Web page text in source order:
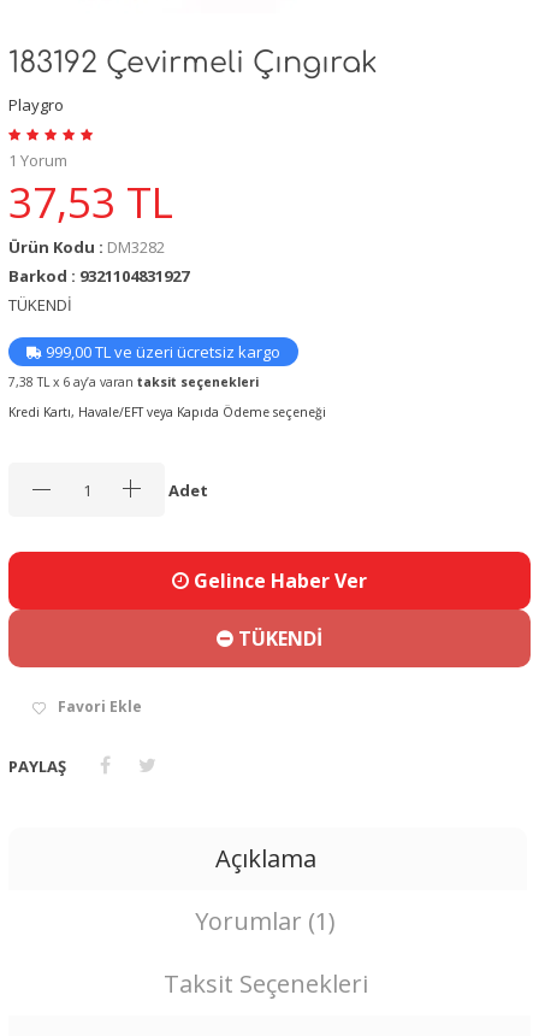
183192 Çevirmeli Çıngırak
Playgro
1 Yorum
37,53 TL
Ürün Kodu : DM3282
Barkod : 9321104831927
TÜKENDİ
999,00 TL ve üzeri ücretsiz kargo
7,38 TL x 6 ay’a varan taksit seçenekleri
Kredi Kartı, Havale/EFT veya Kapıda Ödeme seçeneği
Adet
Gelince Haber Ver
TÜKENDİ
Favori Ekle
PAYLAŞ
Açıklama
Yorumlar (1)
Taksit Seçenekleri